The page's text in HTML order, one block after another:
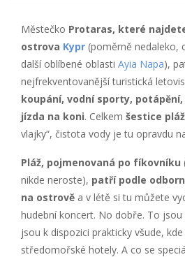
Městečko Protaras, které
ostrova Kypr (poměrně nedaleko,
další oblíbené oblasti Ayia Napa),
nejfrekventovanější turistická
koupání, vodní sporty,
jízda na koni. Celkem šestice
vlajky“, čistota vody je tu opravdu
Pláž, pojmenovaná po fíkovníku
nikde neroste), patří podle
na ostrově a v létě si tu můžete
hudební koncert. No dobře. To
jsou k dispozici prakticky všude,
středomořské hotely. A co se